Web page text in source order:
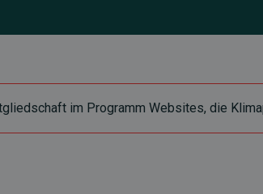
im Programm Websites, die